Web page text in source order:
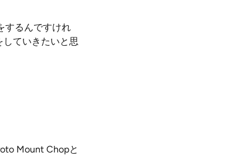
するんですけれ
ていきたいと思
Mount Chopと